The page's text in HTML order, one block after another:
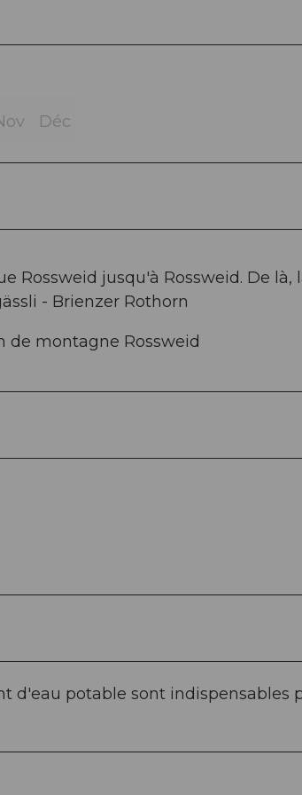
Déc
Rossweid jusqu'à Rossweid. De là,
- Brienzer Rothorn
de montagne Rossweid
d'eau potable sont indispensables